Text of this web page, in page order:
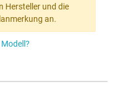
Hersteller und die
an.